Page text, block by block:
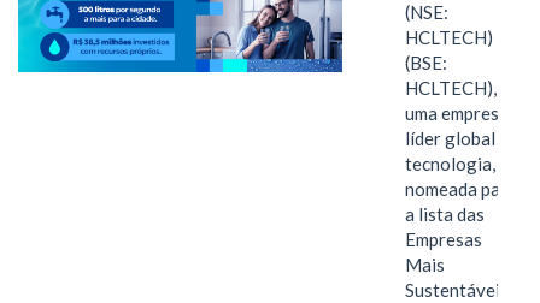
(NSE:
HCLTECH)
(BSE:
HCLTECH),
uma empresa
líder global em
tecnologia, foi
nomeada para
a lista das
Empresas
Mais
Sustentáveis